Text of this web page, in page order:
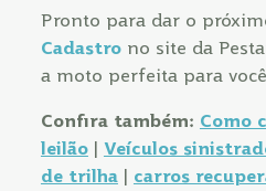
Pronto para dar o
Cadastrono site da
a moto perfeita para
Confira também: Como
leilão| Veículos
de trilha| carros